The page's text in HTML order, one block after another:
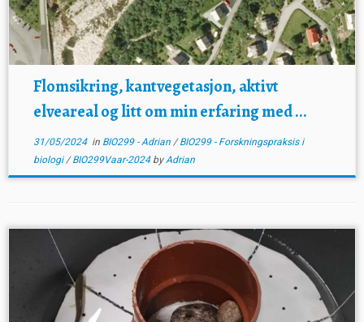
Flomsikring, kantvegetasjon, aktivt
elveareal og litt om min erfaring med ...
31/05/2024in BIO299 - Adrian /BIO299 - Forskningspraksis i
biologi/BIO299Vaar-2024 byAdrian